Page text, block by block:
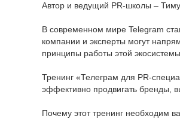
Автор и ведущий PR-школы –
В современном мире Telegram
компании и эксперты могут
принципы работы этой
Тренинг «Телеграм для PR-
эффективно продвигать бренды,
Почему этот тренинг необходим